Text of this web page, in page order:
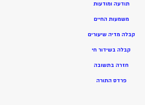
תודעה ומודעות
משמעות החיים
קבלה מדיה שיעורים
קבלה בשידור חי
חזרה בתשובה
פרדס התורה